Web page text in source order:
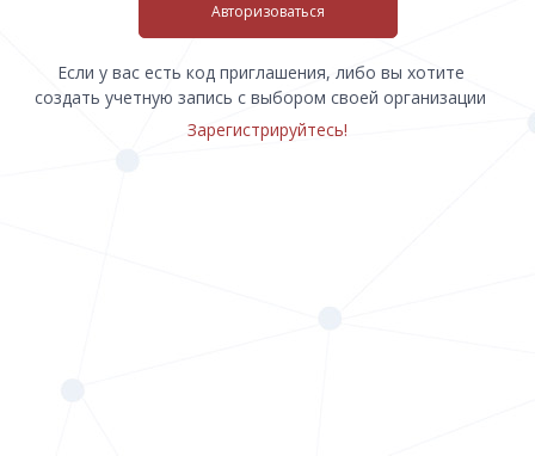
Авторизоваться
Если у вас есть код приглашения, либо вы хотите
создать учетную запись с выбором своей организации
Зарегистрируйтесь!